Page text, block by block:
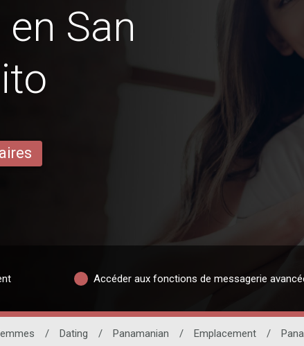
San
Accéder aux fonctions de messagerie
/ Dating / Panamanian / Emplacement /